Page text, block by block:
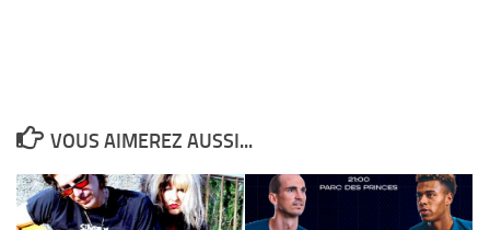
VOUS AIMEREZ AUSSI...